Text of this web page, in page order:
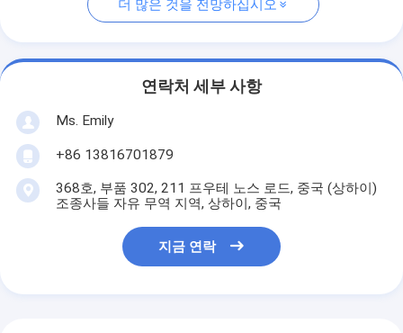
더 많은 것을 전망하십시오
연락처 세부 사항
Ms. Emily
+86 13816701879
368호, 부품 302, 211 프우테 노스 로드, 중국 (상하이)
조종사들 자유 무역 지역, 상하이, 중국
지금 연락